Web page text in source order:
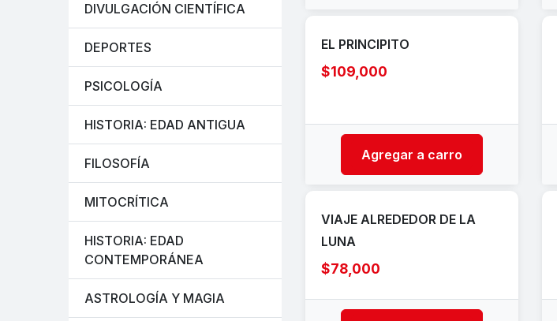
DIVULGACIÓN CIENTÍFICA
DEPORTES
PSICOLOGÍA
HISTORIA: EDAD ANTIGUA
FILOSOFÍA
MITOCRÍTICA
HISTORIA: EDAD
CONTEMPORÁNEA
ASTROLOGÍA Y MAGIA
EL PRINCIPITO
$109,000
Agregar a carro
VIAJE ALREDEDOR DE LA
LUNA
$78,000